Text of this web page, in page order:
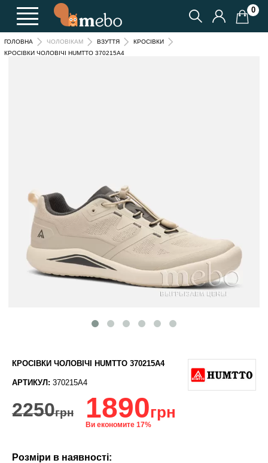
0
ГОЛОВНА ЧОЛОВІКАМ ВЗУТТЯ
КРОСІВКИ
КРОСІВКИ ЧОЛОВІЧІ HUMTTO 370215A4
КРОСІВКИ ЧОЛОВІЧІ HUMTTO 370215A4
АРТИКУЛ: 370215A4
2250грн 1890грн
Ви економите 17%
Розміри в наявності: